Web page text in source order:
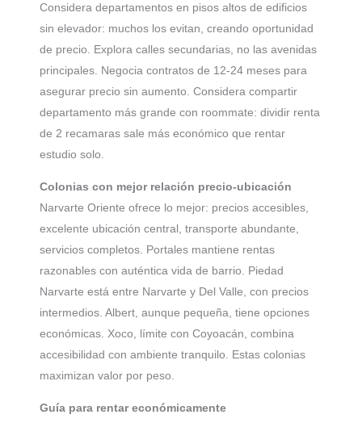
Considera departamentos en pisos altos de edificios
sin elevador: muchos los evitan, creando oportunidad
de precio. Explora calles secundarias, no las avenidas
principales. Negocia contratos de 12-24 meses para
asegurar precio sin aumento. Considera compartir
departamento más grande con roommate: dividir renta
de 2 recamaras sale más económico que rentar
estudio solo.
Colonias con mejor relación precio-ubicación
Narvarte Oriente ofrece lo mejor: precios accesibles,
excelente ubicación central, transporte abundante,
servicios completos. Portales mantiene rentas
razonables con auténtica vida de barrio. Piedad
Narvarte está entre Narvarte y Del Valle, con precios
intermedios. Albert, aunque pequeña, tiene opciones
económicas. Xoco, límite con Coyoacán, combina
accesibilidad con ambiente tranquilo. Estas colonias
maximizan valor por peso.
Guía para rentar económicamente